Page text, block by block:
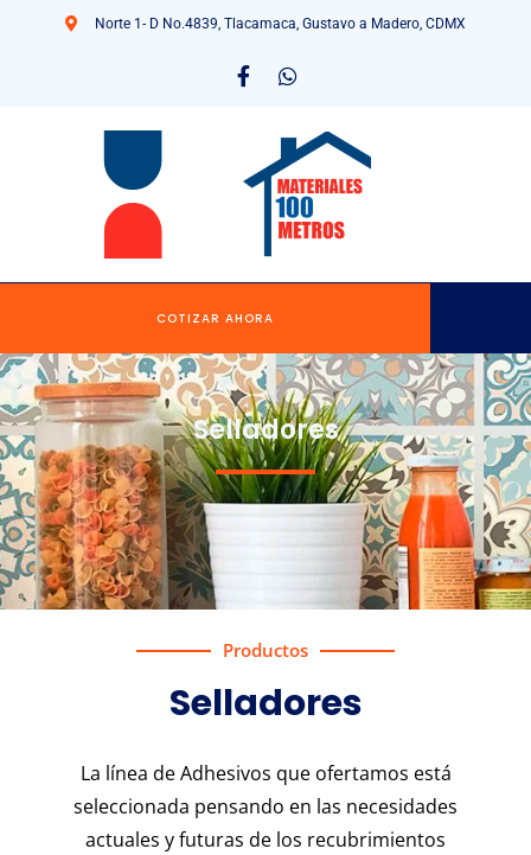
Norte 1- D No.4839, Tlacamaca, Gustavo a Madero, CDMX
COTIZAR AHORA
Selladores
Productos
Selladores
La línea de Adhesivos que ofertamos está
seleccionada pensando en las necesidades
actuales y futuras de los recubrimientos